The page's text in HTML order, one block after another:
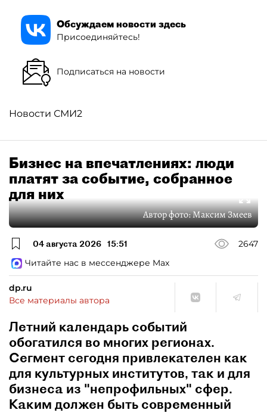
Обсуждаем новости здесь
Присоединяйтесь!
Подписаться на новости
Новости СМИ2
Бизнес на впечатлениях: люди
платят за событие, собранное
для них
Автор фото:Максим Змеев
04 августа 2026 15:51
2647
Читайте нас в мессенджере Max
dp.ru
Все материалы автора
Летний календарь событий
обогатился во многих регионах.
Сегмент сегодня привлекателен как
для культурных институтов, так и для
бизнеса из "непрофильных" сфер.
Каким должен быть современный